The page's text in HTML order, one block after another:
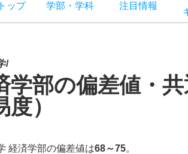
ップ 学部 ・ 学科 注目情報
/
学部の偏差値・
）
経済学部の偏差値は68～75。